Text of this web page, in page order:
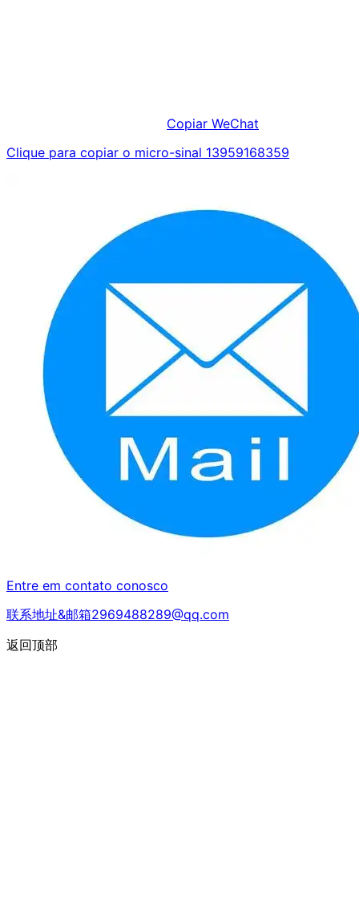
Copiar WeChat
Clique para copiar o micro-sinal 13959168359
Entre em contato conosco
联系地址&邮箱2969488289@qq.com
返回顶部